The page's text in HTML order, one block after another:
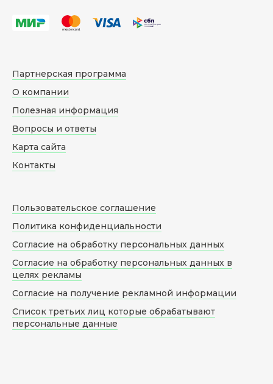
Партнерская программа
О компании
Полезная информация
Вопросы и ответы
Карта сайта
Контакты
Пользовательское соглашение
Политика конфиденциальности
Согласие на обработку персональных данных
Согласие на обработку персональных данных в
целях рекламы
Согласие на получение рекламной информации
Список третьих лиц которые обрабатывают
персональные данные